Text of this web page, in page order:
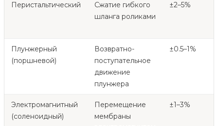
Перистальтический
Сжатие гибкого
шланга роликами
±2–5%
Плунжерный
(поршневой)
Возвратно-
поступательное
движение
плунжера
±0.5–1%
Электромагнитный
(соленоидный)
Перемещение
мембраны
±1–3%